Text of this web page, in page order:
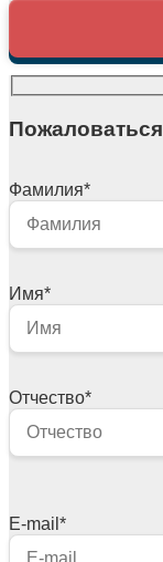
Пожаловаться
Фамилия*
Имя*
Отчество*
E-mail *